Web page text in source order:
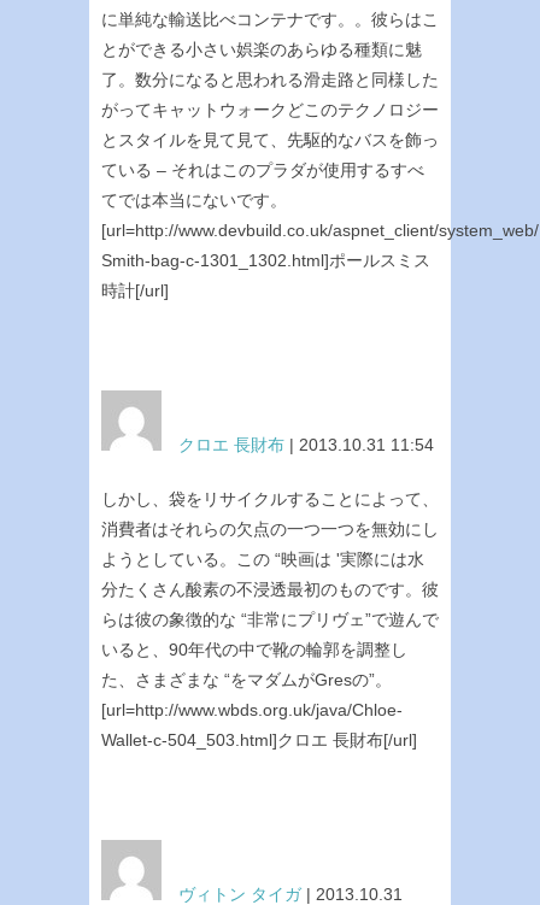
に単純な輸送比べコンテナです。。彼らはこ
とができる小さい娯楽のあらゆる種類に魅
了。数分になると思われる滑走路と同様した
がってキャットウォークどこのテクノロジー
とスタイルを見て見て、先駆的なバスを飾っ
ている – それはこのプラダが使用するすべ
てでは本当にないです。
[url=http://www.devbuild.co.uk/aspnet_client/
Smith-bag-c-1301_1302.html]ポールスミス
時計[/url]
クロエ 長財布 | 2013.10.31 11:54
しかし、袋をリサイクルすることによって、
消費者はそれらの欠点の一つ一つを無効にし
ようとしている。この “映画は '実際には水
分たくさん酸素の不浸透最初のものです。彼
らは彼の象徴的な “非常にプリヴェ”で遊んで
いると、90年代の中で靴の輪郭を調整し
た、さまざまな “をマダムがGresの”。
[url=http://www.wbds.org.uk/java/Chloe-
Wallet-c-504_503.html]クロエ 長財布[/url]
ヴィトン タイガ| 2013.10.31